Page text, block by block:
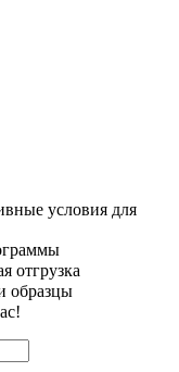
условия для
отгрузка
образцы